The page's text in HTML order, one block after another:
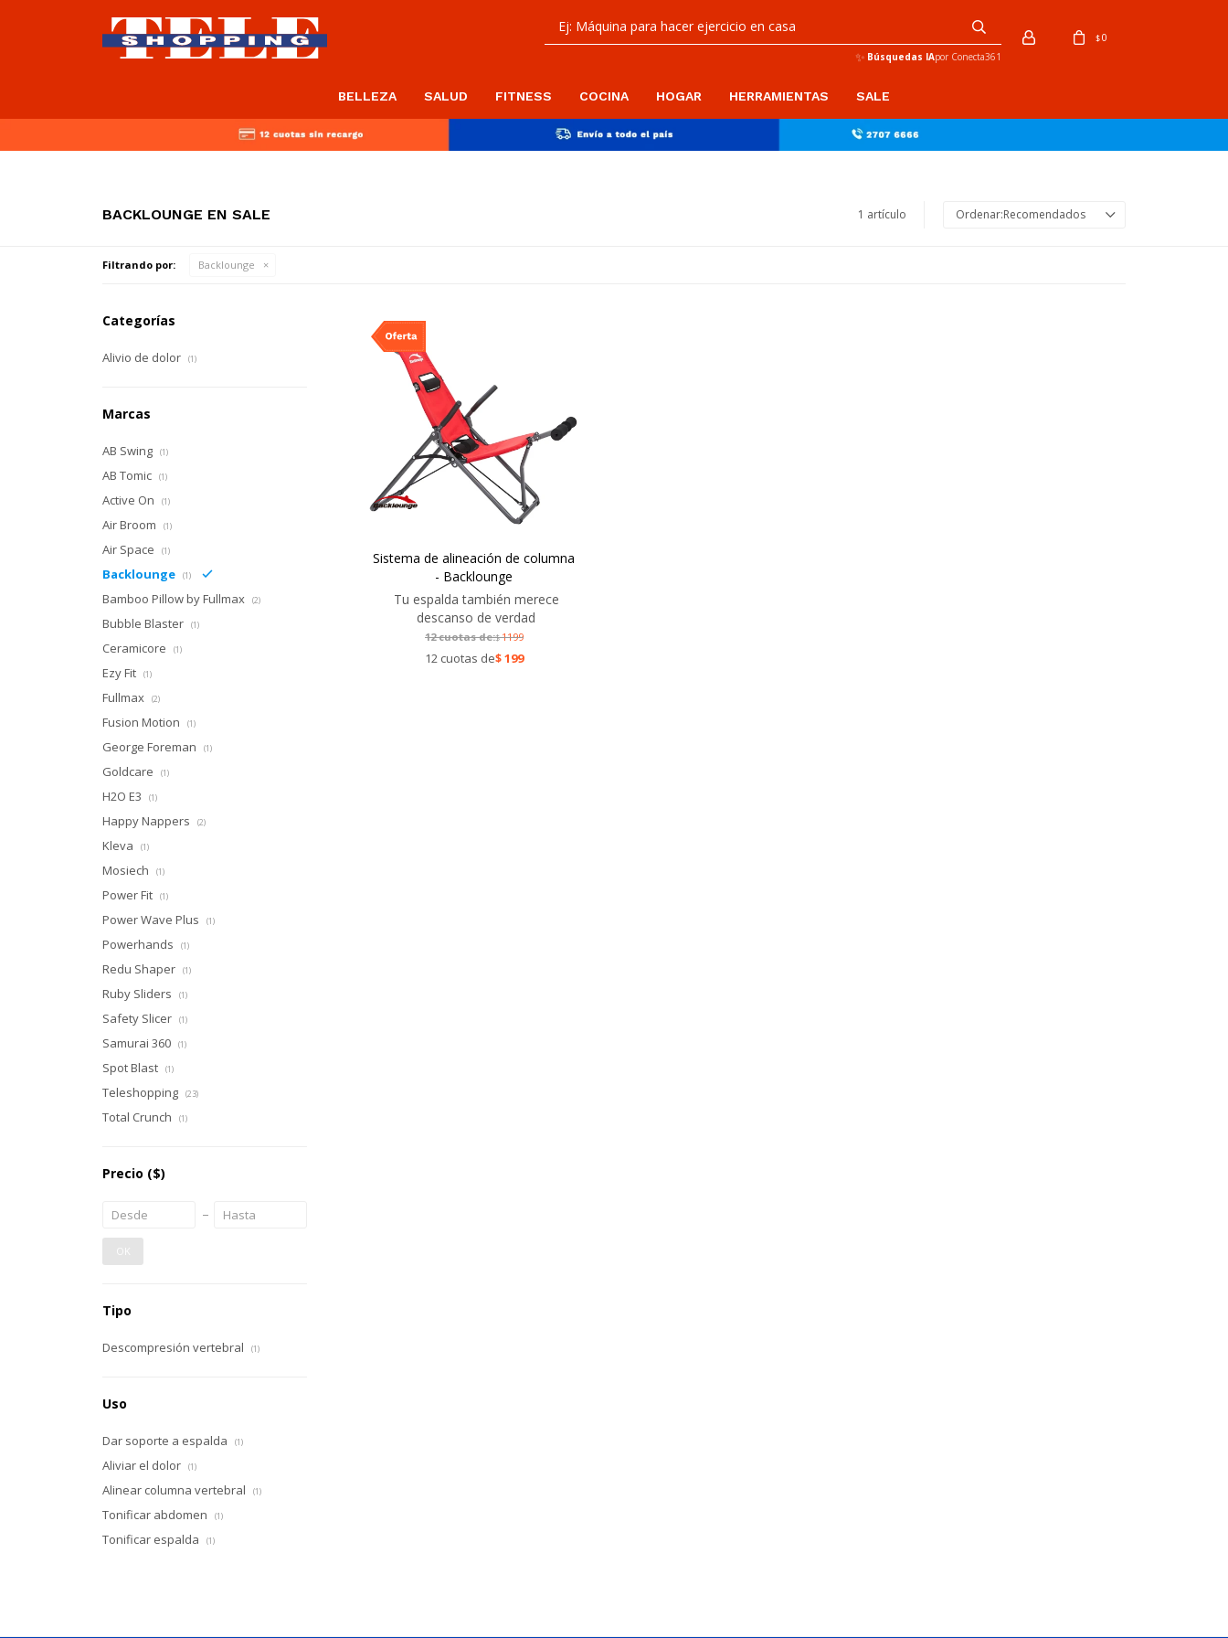
BELLEZA SALUD FITNESS COCINA HOGAR HERRAMIENTAS SALE
✨ Búsquedas IApor Conecta361
$0
BACKLOUNGE EN SALE 1 artículo Recomendados
Filtrando por: Backlounge
Sistema de alineación de columna
- Backlounge
Tu espalda también merece
descanso de verdad
12 cuotas de:$1199
12 cuotas de$199
Categorías
Alivio de dolor (1)
Marcas
AB Swing (1)
AB Tomic (1)
Active On (1)
Air Broom (1)
Air Space (1)
Backlounge (1)
Bamboo Pillow by Fullmax (2)
Bubble Blaster (1)
Ceramicore (1)
Ezy Fit (1)
Fullmax (2)
Fusion Motion (1)
George Foreman (1)
Goldcare (1)
H2O E3 (1)
Happy Nappers (2)
Kleva (1)
Mosiech (1)
Power Fit (1)
Power Wave Plus (1)
Powerhands (1)
Redu Shaper (1)
Ruby Sliders (1)
Safety Slicer (1)
Samurai 360 (1)
Spot Blast (1)
Teleshopping (23)
Total Crunch (1)
Precio ($)
OK
Tipo
Descompresión vertebral (1)
Uso
Dar soporte a espalda (1)
Aliviar el dolor (1)
Alinear columna vertebral (1)
Tonificar abdomen (1)
Tonificar espalda (1)